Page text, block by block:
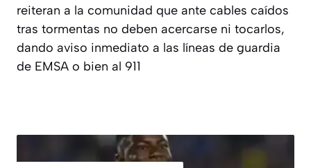
reiteran a la comunidad que ante cables caídos
tras tormentas no deben acercarse ni tocarlos,
dando aviso inmediato a las líneas de guardia
de EMSA o bien al 911